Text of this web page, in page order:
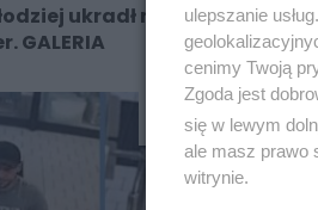
ukradł rower w pociągu
GALERIA
ulepszanie
cenimy Twoją
Zgoda jest
się w lewym
ale masz prawo
witrynie.